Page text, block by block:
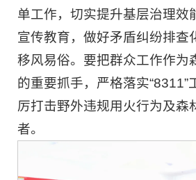
单工作，切实提升基层治理效
宣传教育，做好矛盾纠纷排查
移风易俗。要把群众工作作为
的重要抓手，严格落实“8311”
厉打击野外违规用火行为及森
者。